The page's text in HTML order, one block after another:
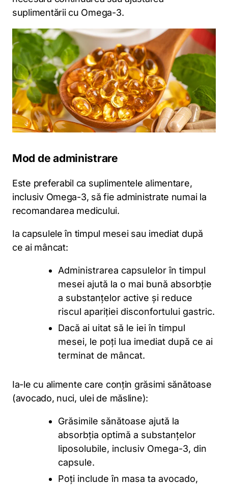
suplimentării cu Omega-3.
Mod de administrare
Este preferabil ca suplimentele alimentare,
inclusiv Omega-3, să fie administrate numai la
recomandarea medicului.
Ia capsulele în timpul mesei sau imediat după
ce ai mâncat:
Administrarea capsulelor în timpul
mesei ajută la o mai bună absorbție
a substanțelor active și reduce
riscul apariției disconfortului gastric.
Dacă ai uitat să le iei în timpul
mesei, le poți lua imediat după ce ai
terminat de mâncat.
Ia-le cu alimente care conțin grăsimi sănătoase
(avocado, nuci, ulei de măsline):
Grăsimile sănătoase ajută la
absorbția optimă a substanțelor
liposolubile, inclusiv Omega-3, din
capsule.
Poți include în masa ta avocado,